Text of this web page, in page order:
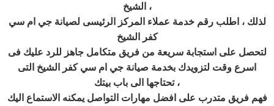
الشيخ ،
لذلك ، اطلب رقم خدمة عملاء المركز الرئيسى لصيانة جي ام سي
كفر الشيخ
لتحصل على استجابة سريعة من فريق متكامل جاهز للرد عليك فى
اسرع وقت لتزويدك بخدمة صيانة جي ام سي كفر الشيخ التى
تحتاجها الى باب بيتك ،
فهم فريق متدرب على افضل مهارات التواصل يمكنه الاستماع اليك